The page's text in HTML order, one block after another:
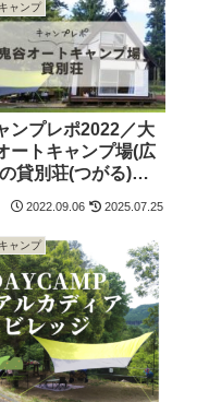
ャンプ
ンプレポ2022／大
ートキャンプ場(広
貸別荘(つがる)に
2022.09.06 2025.07.25
ャンプ